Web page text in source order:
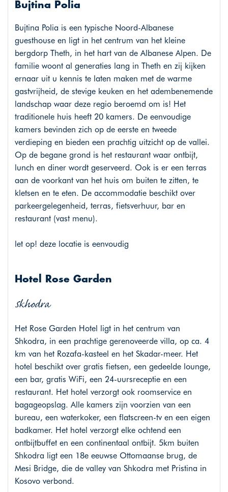
Bujtina Polia
Bujtina Polia is een typische Noord-Albanese
guesthouse en ligt in het centrum van het kleine
bergdorp Theth, in het hart van de Albanese Alpen. De
familie woont al generaties lang in Theth en zij kijken
ernaar uit u kennis te laten maken met de warme
gastvrijheid, de stevige keuken en het adembenemende
landschap waar deze regio beroemd om is! Het
traditionele huis heeft 20 kamers. De eenvoudige
kamers bevinden zich op de eerste en tweede
verdieping en bieden een prachtig uitzicht op de vallei.
Op de begane grond is het restaurant waar ontbijt,
lunch en diner wordt geserveerd. Ook is er een terras
aan de voorkant van het huis om buiten te zitten, te
kletsen en te eten. De accommodatie beschikt over
parkeergelegenheid, terras, fietsverhuur, bar en
restaurant (vast menu).
let op! deze locatie is eenvoudig
Hotel Rose Garden
Skhodra
Het Rose Garden Hotel ligt in het centrum van
Shkodra, in een prachtige gerenoveerde villa, op ca. 4
km van het Rozafa-kasteel en het Skadar-meer. Het
hotel beschikt over gratis fietsen, een gedeelde lounge,
een bar, gratis WiFi, een 24-uursreceptie en een
restaurant. Het hotel verzorgt ook roomservice en
bagageopslag. Alle kamers zijn voorzien van een
bureau, een waterkoker, een flatscreen-tv en een eigen
badkamer. Het hotel verzorgt elke ochtend een
ontbijtbuffet en een continentaal ontbijt. 5km buiten
Shkodra ligt een 18e eeuwse Ottomaanse brug, de
Mesi Bridge, die de valley van Shkodra met Pristina in
Kosovo verbond.